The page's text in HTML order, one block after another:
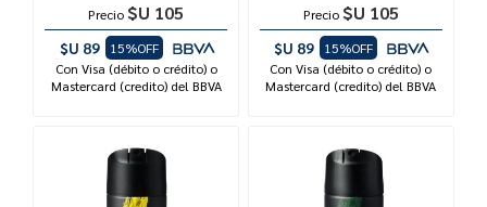
Precio $U 105
$U 89
15%OFF
Con Visa (débito o crédito) o
Mastercard (credito) del BBVA
Precio $U 105
$U 89
15%OFF
Con Visa (débito o crédito) o
Mastercard (credito) del BBVA